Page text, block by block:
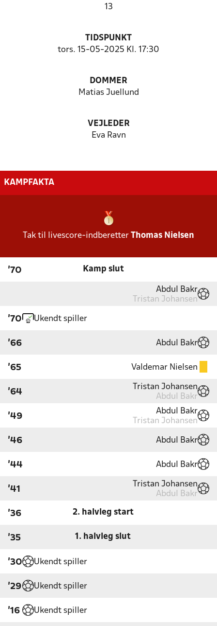
13
TIDSPUNKT
tors. 15-05-2025 Kl. 17:30
DOMMER
Matias Juellund
VEJLEDER
Eva Ravn
KAMPFAKTA
Tak til livescore-indberetter Thomas Nielsen
'70 Kamp slut
Abdul Bakr
Tristan Johansen
'70 Ukendt spiller
'66 Abdul Bakr
'65 Valdemar Nielsen
'64
Tristan Johansen
Abdul Bakr
'49
Abdul Bakr
Tristan Johansen
'46 Abdul Bakr
'44 Abdul Bakr
'41
Tristan Johansen
Abdul Bakr
'36 2. halvleg start
'35 1. halvleg slut
'30 Ukendt spiller
'29 Ukendt spiller
'16 Ukendt spiller